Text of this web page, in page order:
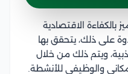
بالكفاءة الاقتصادية
على ذلك، يتحقق بها
ويتم ذلك من خلال
والوظيفي للأنشطة.